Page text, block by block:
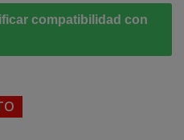
compatibilidad con